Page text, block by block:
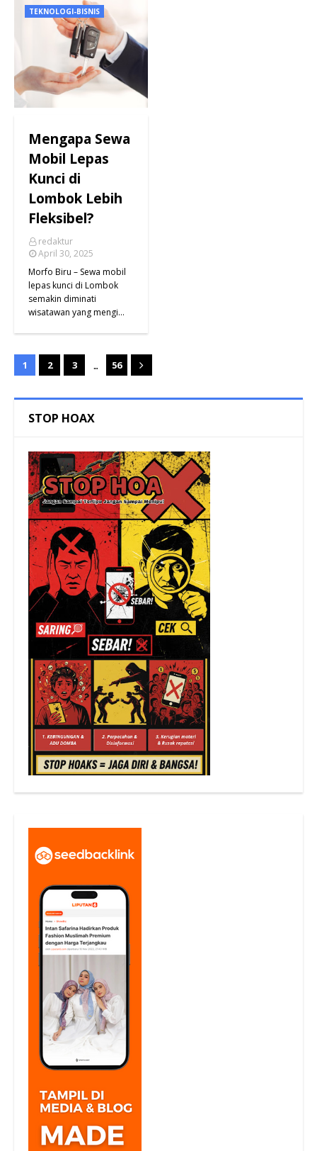
TEKNOLOGI-BISNIS
Mengapa Sewa
Mobil Lepas
Kunci di
Lombok Lebih
Fleksibel?
redaktur
April 30, 2025
Morfo Biru – Sewa mobil
lepas kunci di Lombok
semakin diminati
wisatawan yang mengi…
1 2 3 ... 56
STOP HOAX